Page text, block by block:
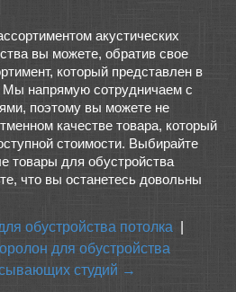
акустических
вы можете, обратив свое
который представлен в
Мы напрямую сотрудничаем с
поэтому вы можете не
качестве товара, который
стоимости. Выбирайте
товары для обустройства
что вы останетесь довольны
обустройства потолка
для обустройства
студий →